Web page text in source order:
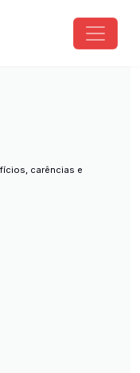
carências e